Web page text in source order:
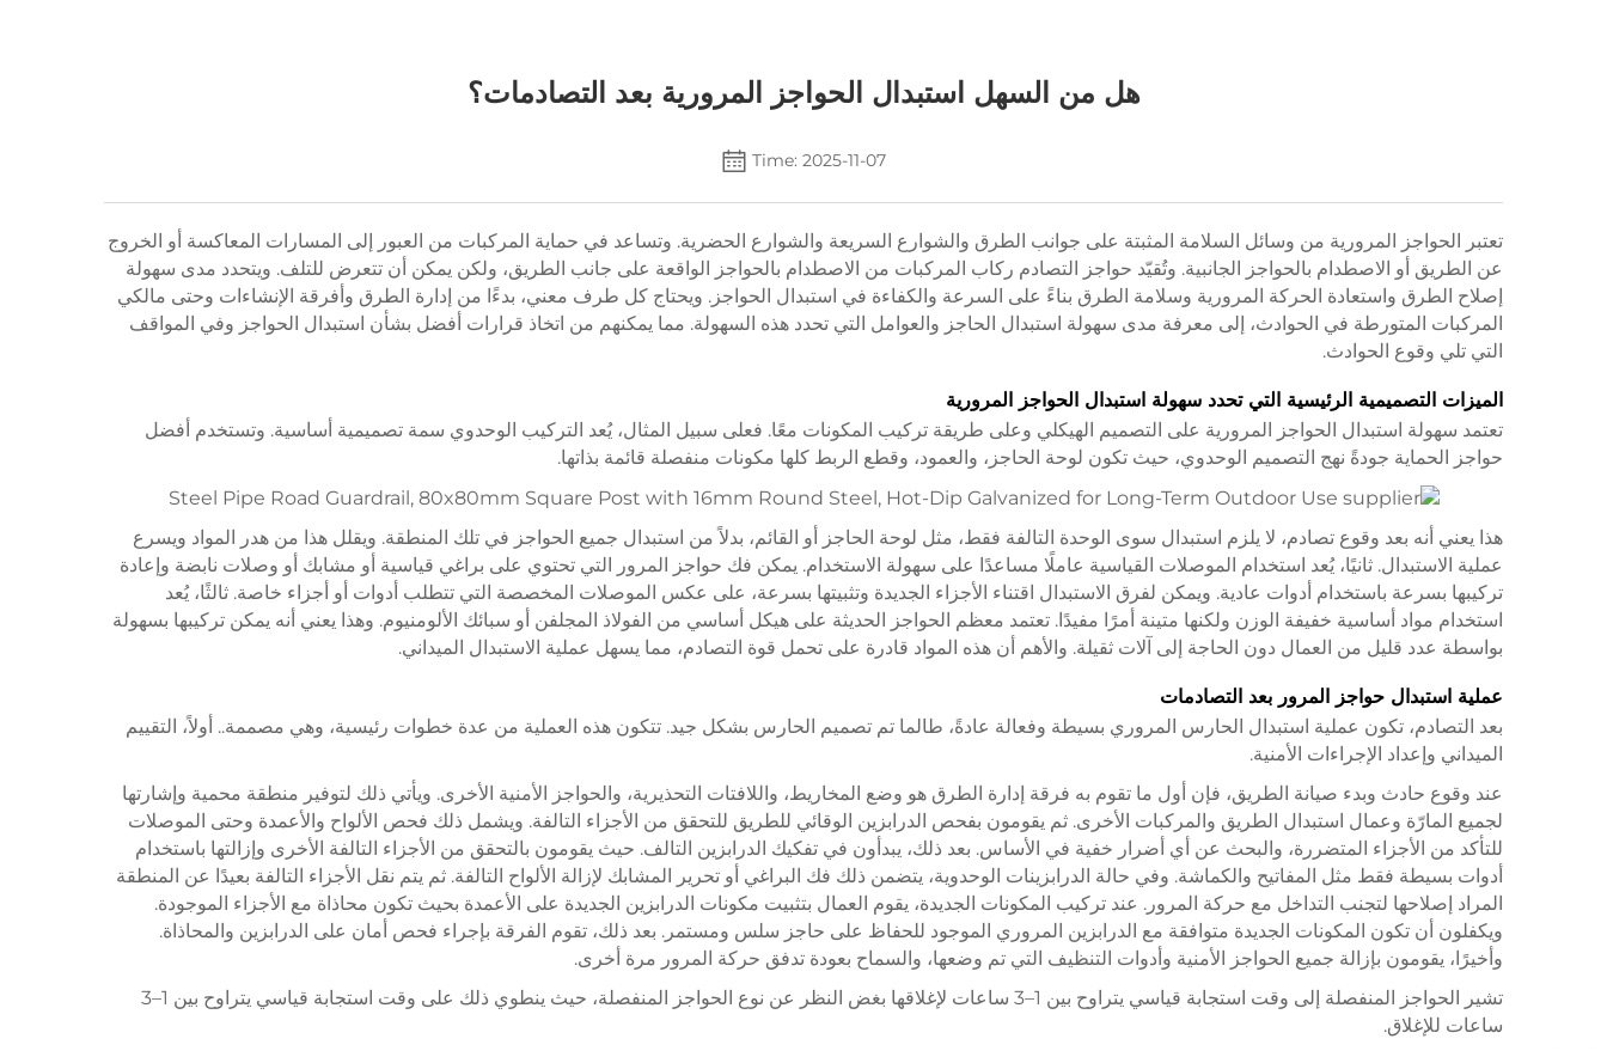
هل من السهل استبدال الحواجز المرورية بعد التصادمات؟
Time: 2025-11-07
تعتبر الحواجز المرورية من وسائل السلامة المثبتة على جوانب الطرق والشوارع السريعة والشوارع الحضرية. وتساعد في حماية المركبات من العبور إلى المسارات المعاكسة أو الخروج
عن الطريق أو الاصطدام بالحواجز الجانبية. وتُقيّد حواجز التصادم ركاب المركبات من الاصطدام بالحواجز الواقعة على جانب الطريق، ولكن يمكن أن تتعرض للتلف. ويتحدد مدى سهولة
إصلاح الطرق واستعادة الحركة المرورية وسلامة الطرق بناءً على السرعة والكفاءة في استبدال الحواجز. ويحتاج كل طرف معني، بدءًا من إدارة الطرق وأفرقة الإنشاءات وحتى مالكي
المركبات المتورطة في الحوادث، إلى معرفة مدى سهولة استبدال الحاجز والعوامل التي تحدد هذه السهولة. مما يمكنهم من اتخاذ قرارات أفضل بشأن استبدال الحواجز وفي المواقف
التي تلي وقوع الحوادث.
الميزات التصميمية الرئيسية التي تحدد سهولة استبدال الحواجز المرورية
تعتمد سهولة استبدال الحواجز المرورية على التصميم الهيكلي وعلى طريقة تركيب المكونات معًا. فعلى سبيل المثال، يُعد التركيب الوحدوي سمة تصميمية أساسية. وتستخدم أفضل
حواجز الحماية جودةً نهج التصميم الوحدوي، حيث تكون لوحة الحاجز، والعمود، وقطع الربط كلها مكونات منفصلة قائمة بذاتها.
هذا يعني أنه بعد وقوع تصادم، لا يلزم استبدال سوى الوحدة التالفة فقط، مثل لوحة الحاجز أو القائم، بدلاً من استبدال جميع الحواجز في تلك المنطقة. ويقلل هذا من هدر المواد ويسرع
عملية الاستبدال. ثانيًا، يُعد استخدام الموصلات القياسية عاملًا مساعدًا على سهولة الاستخدام. يمكن فك حواجز المرور التي تحتوي على براغي قياسية أو مشابك أو وصلات نابضة وإعادة
تركيبها بسرعة باستخدام أدوات عادية. ويمكن لفرق الاستبدال اقتناء الأجزاء الجديدة وتثبيتها بسرعة، على عكس الموصلات المخصصة التي تتطلب أدوات أو أجزاء خاصة. ثالثًا، يُعد
استخدام مواد أساسية خفيفة الوزن ولكنها متينة أمرًا مفيدًا. تعتمد معظم الحواجز الحديثة على هيكل أساسي من الفولاذ المجلفن أو سبائك الألومنيوم. وهذا يعني أنه يمكن تركيبها بسهولة
بواسطة عدد قليل من العمال دون الحاجة إلى آلات ثقيلة. والأهم أن هذه المواد قادرة على تحمل قوة التصادم، مما يسهل عملية الاستبدال الميداني.
عملية استبدال حواجز المرور بعد التصادمات
بعد التصادم، تكون عملية استبدال الحارس المروري بسيطة وفعالة عادةً، طالما تم تصميم الحارس بشكل جيد. تتكون هذه العملية من عدة خطوات رئيسية، وهي مصممة.. أولاً، التقييم
الميداني وإعداد الإجراءات الأمنية.
عند وقوع حادث وبدء صيانة الطريق، فإن أول ما تقوم به فرقة إدارة الطرق هو وضع المخاريط، واللافتات التحذيرية، والحواجز الأمنية الأخرى. ويأتي ذلك لتوفير منطقة محمية وإشارتها
لجميع المارّة وعمال استبدال الطريق والمركبات الأخرى. ثم يقومون بفحص الدرابزين الوقائي للطريق للتحقق من الأجزاء التالفة. ويشمل ذلك فحص الألواح والأعمدة وحتى الموصلات
للتأكد من الأجزاء المتضررة، والبحث عن أي أضرار خفية في الأساس. بعد ذلك، يبدأون في تفكيك الدرابزين التالف. حيث يقومون بالتحقق من الأجزاء التالفة الأخرى وإزالتها باستخدام
أدوات بسيطة فقط مثل المفاتيح والكماشة. وفي حالة الدرابزينات الوحدوية، يتضمن ذلك فك البراغي أو تحرير المشابك لإزالة الألواح التالفة. ثم يتم نقل الأجزاء التالفة بعيدًا عن المنطقة
المراد إصلاحها لتجنب التداخل مع حركة المرور. عند تركيب المكونات الجديدة، يقوم العمال بتثبيت مكونات الدرابزين الجديدة على الأعمدة بحيث تكون محاذاة مع الأجزاء الموجودة.
ويكفلون أن تكون المكونات الجديدة متوافقة مع الدرابزين المروري الموجود للحفاظ على حاجز سلس ومستمر. بعد ذلك، تقوم الفرقة بإجراء فحص أمان على الدرابزين والمحاذاة.
وأخيرًا، يقومون بإزالة جميع الحواجز الأمنية وأدوات التنظيف التي تم وضعها، والسماح بعودة تدفق حركة المرور مرة أخرى.
تشير الحواجز المنفصلة إلى وقت استجابة قياسي يتراوح بين 1–3 ساعات لإغلاقها بغض النظر عن نوع الحواجز المنفصلة، حيث ينطوي ذلك على وقت استجابة قياسي يتراوح بين 1–3
ساعات للإغلاق.